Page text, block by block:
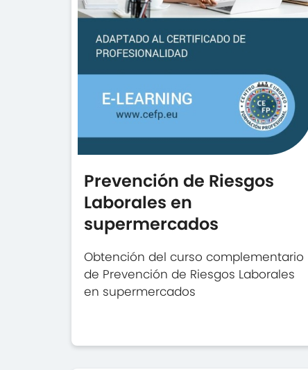
Prevención de Riesgos
Laborales en
supermercados
Obtención del curso complementario
de Prevención de Riesgos Laborales
en supermercados